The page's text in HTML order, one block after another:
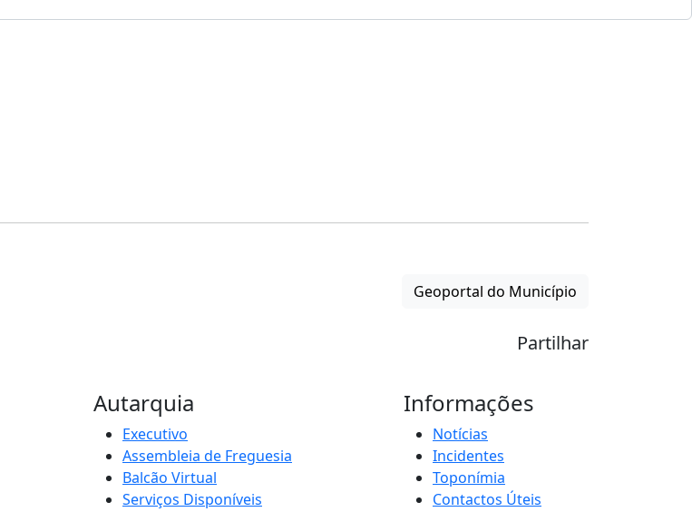
Geoportal do Município
Partilhar
Autarquia
Executivo
Assembleia de Freguesia
Balcão Virtual
Serviços Disponíveis
Informações
Notícias
Incidentes
Toponímia
Contactos Úteis